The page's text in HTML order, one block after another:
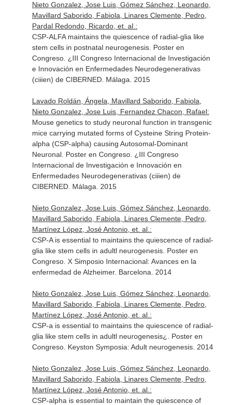
Nieto Gonzalez, Jose Luis, Gómez Sánchez, Leonardo,
Mavillard Saborido, Fabiola, Linares Clemente, Pedro,
Pardal Redondo, Ricardo, et. al.:
CSP-ALFA maintains the quiescence of radial-glia like
stem cells in postnatal neurogenesis. Poster en
Congreso. ¿III Congreso Internacional de Investigación
e Innovación en Enfermedades Neurodegenerativas
(ciiien) de CIBERNED. Málaga. 2015
Lavado Roldán, Ángela, Mavillard Saborido, Fabiola,
Nieto Gonzalez, Jose Luis, Fernandez Chacon, Rafael:
Mouse genetics to study neuronal function in transgenic
mice carrying mutated forms of Cysteine String Protein-
alpha (CSP-alpha) causing Autosomal-Dominant
Neuronal. Poster en Congreso. ¿III Congreso
Internacional de Investigación e Innovación en
Enfermedades Neurodegenerativas (ciiien) de
CIBERNED. Málaga. 2015
Nieto Gonzalez, Jose Luis, Gómez Sánchez, Leonardo,
Mavillard Saborido, Fabiola, Linares Clemente, Pedro,
Martínez López, José Antonio, et. al.:
CSP-A is essential to maintains the quiescence of radial-
glia like stem cells in adultl neurogenesis. Poster en
Congreso. X Simposio Internacional: Avances en la
enfermedad de Alzheimer. Barcelona. 2014
Nieto Gonzalez, Jose Luis, Gómez Sánchez, Leonardo,
Mavillard Saborido, Fabiola, Linares Clemente, Pedro,
Martínez López, José Antonio, et. al.:
CSP-a is essential to maintains the quiescence of radial-
glia like stem cells in adultl neurogenesis¿. Poster en
Congreso. Keyston Symposia: Adult neurogenesis. 2014
Nieto Gonzalez, Jose Luis, Gómez Sánchez, Leonardo,
Mavillard Saborido, Fabiola, Linares Clemente, Pedro,
Martínez López, José Antonio, et. al.:
CSP-alpha is essential to maintain the quiescence of